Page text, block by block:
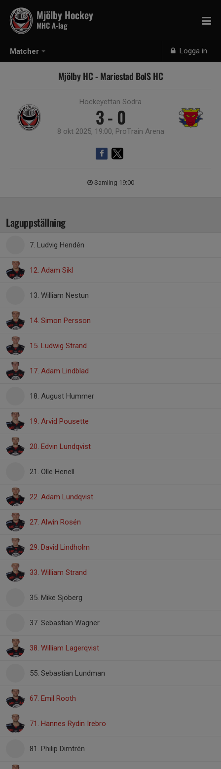
Matcher Logga in
Mjölby Hockey
MHC A-lag
Mjölby HC - Mariestad BoIS HC
Hockeyettan Södra
3 - 0
8 okt 2025, 19:00, ProTrain Arena
Samling 19:00
Laguppställning
7. Ludvig Hendén
12. Adam Sikl
13. William Nestun
14. Simon Persson
15. Ludwig Strand
17. Adam Lindblad
18. August Hummer
19. Arvid Pousette
20. Edvin Lundqvist
21. Olle Henell
22. Adam Lundqvist
27. Alwin Rosén
29. David Lindholm
33. William Strand
35. Mike Sjöberg
37. Sebastian Wagner
38. William Lagerqvist
55. Sebastian Lundman
67. Emil Rooth
71. Hannes Rydin Irebro
81. Philip Dimtrén